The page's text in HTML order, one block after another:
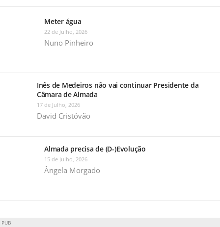
Meter água
22 de Julho, 2026
Nuno Pinheiro
Inês de Medeiros não vai continuar Presidente da
Câmara de Almada
17 de Julho, 2026
David Cristóvão
Almada precisa de (D-)Evolução
15 de Julho, 2026
Ângela Morgado
PUB